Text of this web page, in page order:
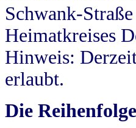
Schwank-
Heimatkreises
Hinweis:
erlaubt.
Die